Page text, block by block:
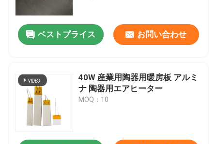
ベストプライス お問い合わせ
40W 産業用陶器用暖房板 アルミ
ナ 陶器用エアヒーター
MOQ：10